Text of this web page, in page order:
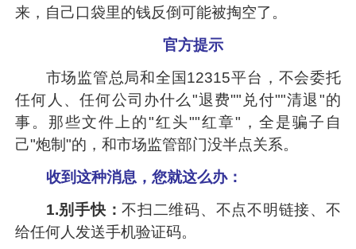
来，自己口袋里的钱反倒可能被掏空了。
官方提示
市场监管总局和全国12315平台，不会委托
任何人、任何公司办什么"退费""兑付""清退"的
事。那些文件上的"红头""红章"，全是骗子自
己"炮制"的，和市场监管部门没半点关系。
收到这种消息，您就这么办：
1.别手快：不扫二维码、不点不明链接、不
给任何人发送手机验证码。